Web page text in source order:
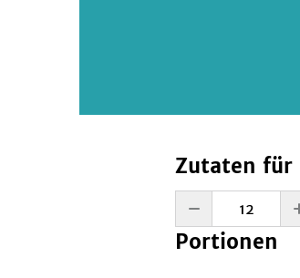
Zutaten für
Portionen